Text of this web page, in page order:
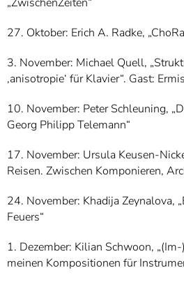
27. Oktober: Erich A. Radke,
3. November: Michael Quell,
‚anisotropie‘ für Klavier“. Gast:
10. November: Peter Schleuning,
Georg Philipp Telemann“
17. November: Ursula Keusen-
Reisen. Zwischen Komponieren,
24. November: Khadija Zeynalova,
Feuers“
1. Dezember: Kilian Schwoon,
meinen Kompositionen für